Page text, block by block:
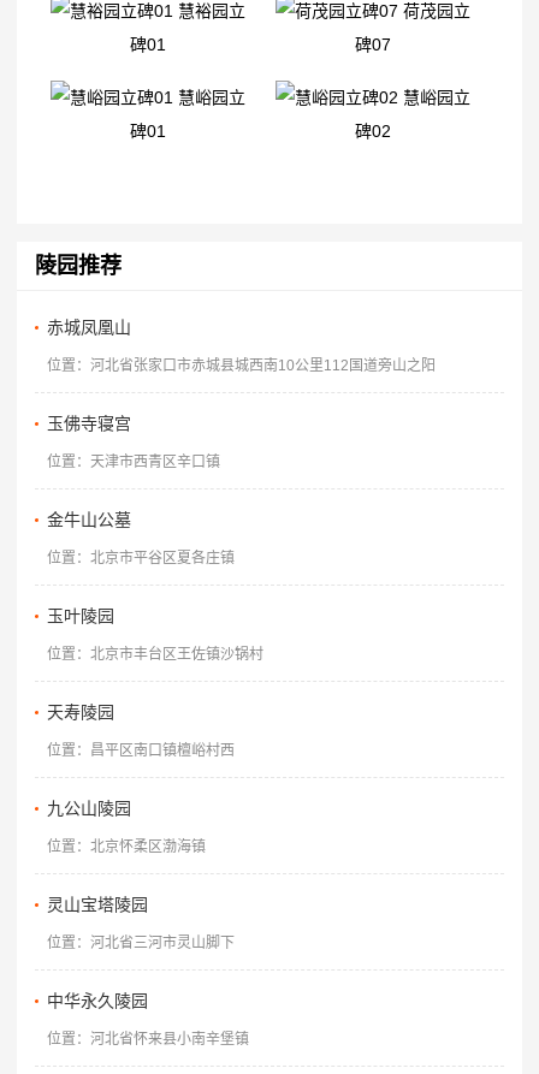
慧裕园立
碑01
荷茂园立
碑07
慧峪园立
碑01
慧峪园立
碑02
陵园推荐
赤城凤凰山
位置：河北省张家口市赤城县城西南10公里112国道旁山之阳
玉佛寺寝宫
位置：天津市西青区辛口镇
金牛山公墓
位置：北京市平谷区夏各庄镇
玉叶陵园
位置：北京市丰台区王佐镇沙锅村
天寿陵园
位置：昌平区南口镇檀峪村西
九公山陵园
位置：北京怀柔区渤海镇
灵山宝塔陵园
位置：河北省三河市灵山脚下
中华永久陵园
位置：河北省怀来县小南辛堡镇